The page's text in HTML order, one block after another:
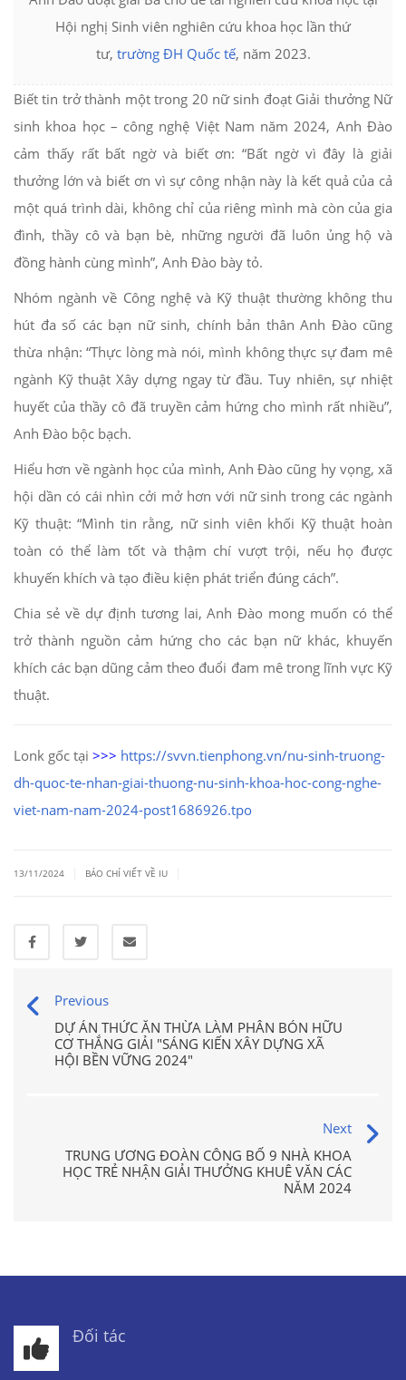
Hội nghị Sinh viên nghiên cứu khoa học lần thứ
tư, trường ĐH Quốc tế, năm 2023.
Biết tin trở thành một trong 20 nữ sinh đoạt Giải thưởng Nữ
sinh khoa học – công nghệ Việt Nam năm 2024, Anh Đào
cảm thấy rất bất ngờ và biết ơn: “Bất ngờ vì đây là giải
thưởng lớn và biết ơn vì sự công nhận này là kết quả của cả
một quá trình dài, không chỉ của riêng mình mà còn của gia
đình, thầy cô và bạn bè, những người đã luôn ủng hộ và
đồng hành cùng mình”, Anh Đào bày tỏ.
Nhóm ngành về Công nghệ và Kỹ thuật thường không thu
hút đa số các bạn nữ sinh, chính bản thân Anh Đào cũng
thừa nhận: “Thực lòng mà nói, mình không thực sự đam mê
ngành Kỹ thuật Xây dựng ngay từ đầu. Tuy nhiên, sự nhiệt
huyết của thầy cô đã truyền cảm hứng cho mình rất nhiều”,
Anh Đào bộc bạch.
Hiểu hơn về ngành học của mình, Anh Đào cũng hy vọng, xã
hội dần có cái nhìn cởi mở hơn với nữ sinh trong các ngành
Kỹ thuật: “Mình tin rằng, nữ sinh viên khối Kỹ thuật hoàn
toàn có thể làm tốt và thậm chí vượt trội, nếu họ được
khuyến khích và tạo điều kiện phát triển đúng cách”.
Chia sẻ về dự định tương lai, Anh Đào mong muốn có thể
trở thành nguồn cảm hứng cho các bạn nữ khác, khuyến
khích các bạn dũng cảm theo đuổi đam mê trong lĩnh vực Kỹ
thuật.
Lonk gốc tại >>> https://svvn.tienphong.vn/nu-sinh-truong-
dh-quoc-te-nhan-giai-thuong-nu-sinh-khoa-hoc-cong-nghe-
viet-nam-nam-2024-post1686926.tpo
13/11/2024 BÁO CHÍ VIẾT VỀ IU
Previous
DỰ ÁN THỨC ĂN THỪA LÀM PHÂN BÓN HỮU
CƠ THẮNG GIẢI "SÁNG KIẾN XÂY DỰNG XÃ
HỘI BỀN VỮNG 2024"
Next
TRUNG ƯƠNG ĐOÀN CÔNG BỐ 9 NHÀ KHOA
HỌC TRẺ NHẬN GIẢI THƯỞNG KHUÊ VĂN CÁC
NĂM 2024
Đối tác